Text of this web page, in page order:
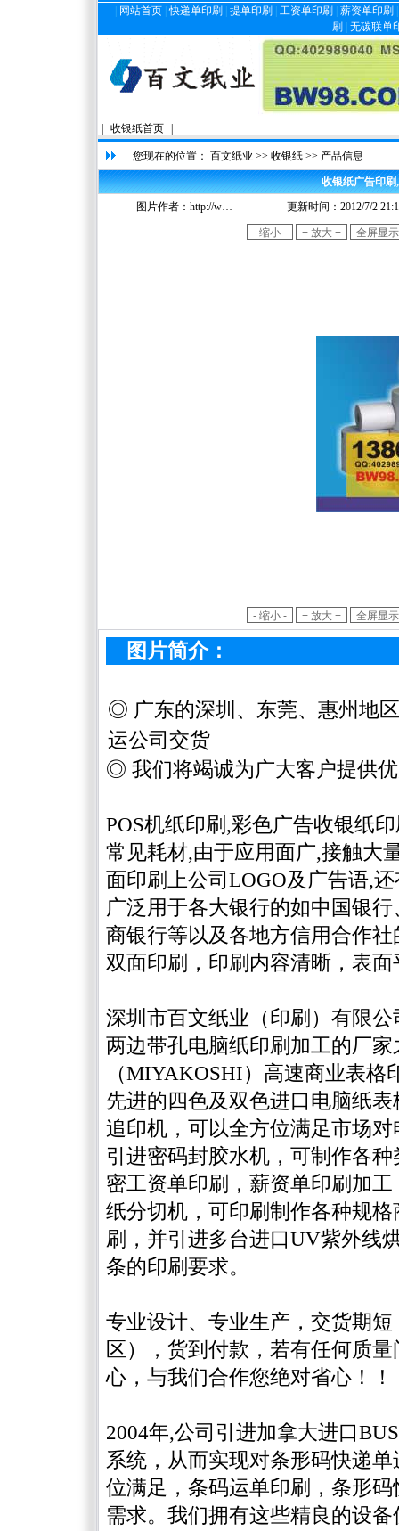
网站首页 |快递单印刷 提单印刷 工资单印刷 薪资单印刷
刷
无碳联单
收银纸首页
您现在的位置： 百文纸业 >> 收银纸 >> 产品信息
收银纸广告印
图片作者： http://w… 更新时间：2012/7/2
图片简介：
◎ 广东的深圳、东莞、惠州地
运公司交货
◎ 我们将竭诚为广大客户提供
POS机纸印刷,彩色广告收银纸
常见耗材,由于应用面广,接触大
面印刷上公司LOGO及广告语,
广泛用于各大银行的如中国银
商银行等以及各地方信用合作
双面印刷，印刷内容清晰，表
深圳市百文纸业（印刷）有限
两边带孔电脑纸印刷加工的厂
（MIYAKOSHI）高速商业表
先进的四色及双色进口电脑纸
追印机，可以全方位满足市场
引进密码封胶水机，可制作各
密工资单印刷，薪资单印刷加
纸分切机，可印刷制作各种规
刷，并引进多台进口UV紫外线
条的印刷要求。
专业设计、专业生产，交货期
区），货到付款，若有任何质
心，与我们合作您绝对省心！！
2004年,公司引进加拿大进口
系统，从而实现对条形码快递
位满足，条码运单印刷，条形
需求。我们拥有这些精良的设